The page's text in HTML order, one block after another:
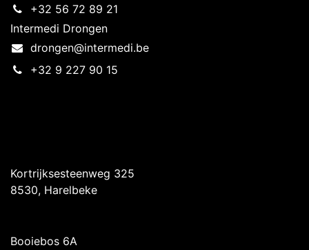
+32 56 72 89 21
Intermedi Drongen
drongen@intermedi.be
+32 9 227 90 15
Kortrijksesteenweg 325
8530, Harelbeke
Booiebos 6A